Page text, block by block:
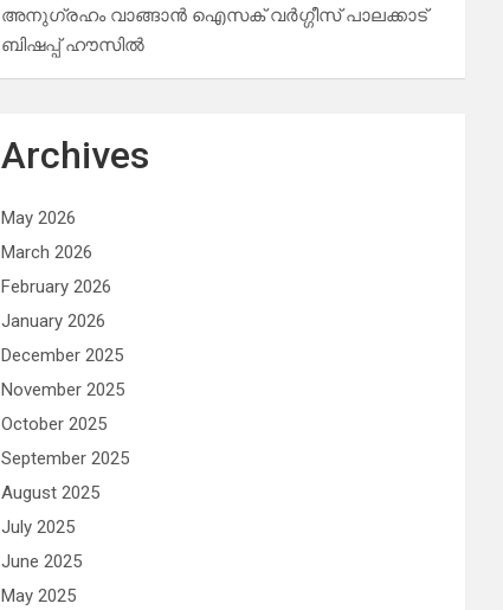
അനുഗ്രഹം വാങ്ങാൻ ഐസക് വര്‍ഗ്ഗീസ് പാലക്കാട്
ബിഷപ്പ് ഹൗസില്‍
Archives
May 2026
March 2026
February 2026
January 2026
December 2025
November 2025
October 2025
September 2025
August 2025
July 2025
June 2025
May 2025